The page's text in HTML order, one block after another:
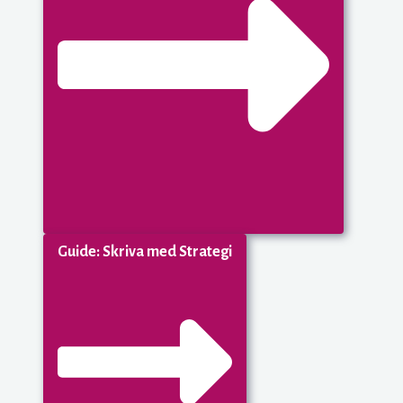
Guide: Skriva med Strategi